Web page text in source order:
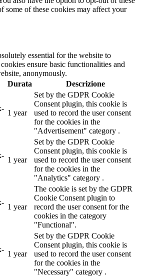
some of these cookies may affect your
essential for the website to
ensure basic functionalities and
anonymously.
Durata Descrizione
1 year
Set by the GDPR Cookie
Consent plugin, this cookie is
used to record the user consent
for the cookies in the
"Advertisement" category .
1 year
Set by the GDPR Cookie
Consent plugin, this cookie is
used to record the user consent
for the cookies in the
"Analytics" category .
1 year
The cookie is set by the GDPR
Cookie Consent plugin to
record the user consent for the
cookies in the category
"Functional".
1 year
Set by the GDPR Cookie
Consent plugin, this cookie is
used to record the user consent
for the cookies in the
"Necessary" category .